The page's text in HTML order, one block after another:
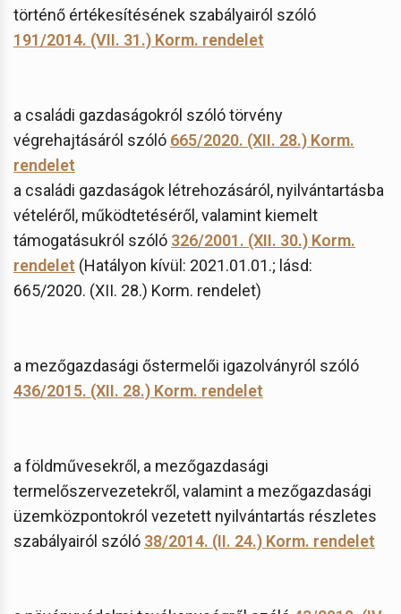
történő értékesítésének szabályairól szóló
191/2014. (VII. 31.) Korm. rendelet
a családi gazdaságokról szóló törvény
végrehajtásáról szóló 665/2020. (XII. 28.) Korm.
rendelet
a családi gazdaságok létrehozásáról, nyilvántartásba
vételéről, működtetéséről, valamint kiemelt
támogatásukról szóló 326/2001. (XII. 30.) Korm.
rendelet (Hatályon kívül: 2021.01.01.; lásd:
665/2020. (XII. 28.) Korm. rendelet)
a mezőgazdasági őstermelői igazolványról szóló
436/2015. (XII. 28.) Korm. rendelet
a földművesekről, a mezőgazdasági
termelőszervezetekről, valamint a mezőgazdasági
üzemközpontokról vezetett nyilvántartás részletes
szabályairól szóló 38/2014. (II. 24.) Korm. rendelet